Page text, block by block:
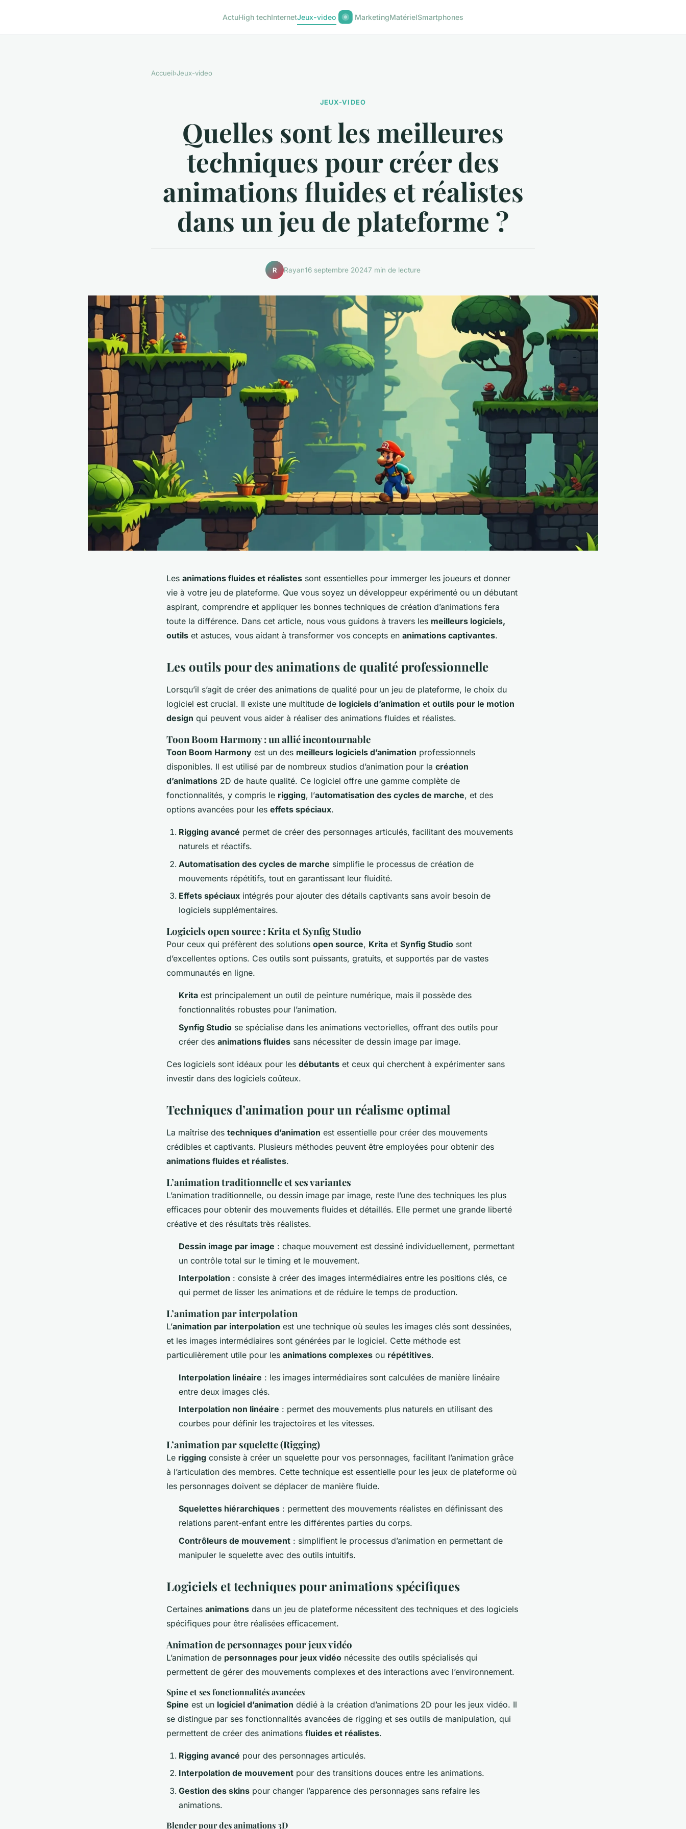
ActuHigh techInternetJeux-video MarketingMatérielSmartphones
Accueil›Jeux-video
JEUX-VIDEO
Quelles sont les meilleures
techniques pour créer des
animations fluides et réalistes
dans un jeu de plateforme ?
R Rayan16 septembre 20247 min de lecture
Les animations fluides et réalistes sont essentielles pour immerger les joueurs et donner
vie à votre jeu de plateforme. Que vous soyez un développeur expérimenté ou un débutant
aspirant, comprendre et appliquer les bonnes techniques de création d’animations fera
toute la différence. Dans cet article, nous vous guidons à travers les meilleurs logiciels,
outils et astuces, vous aidant à transformer vos concepts en animations captivantes.
Les outils pour des animations de qualité professionnelle
Lorsqu’il s’agit de créer des animations de qualité pour un jeu de plateforme, le choix du
logiciel est crucial. Il existe une multitude de logiciels d’animation et outils pour le motion
design qui peuvent vous aider à réaliser des animations fluides et réalistes.
Toon Boom Harmony : un allié incontournable
Toon Boom Harmony est un des meilleurs logiciels d’animation professionnels
disponibles. Il est utilisé par de nombreux studios d’animation pour la création
d’animations 2D de haute qualité. Ce logiciel offre une gamme complète de
fonctionnalités, y compris le rigging, l’automatisation des cycles de marche, et des
options avancées pour les effets spéciaux.
Rigging avancé permet de créer des personnages articulés, facilitant des mouvements
naturels et réactifs.
Automatisation des cycles de marche simplifie le processus de création de
mouvements répétitifs, tout en garantissant leur fluidité.
Effets spéciaux intégrés pour ajouter des détails captivants sans avoir besoin de
logiciels supplémentaires.
Logiciels open source : Krita et Synfig Studio
Pour ceux qui préfèrent des solutions open source, Krita et Synfig Studio sont
d’excellentes options. Ces outils sont puissants, gratuits, et supportés par de vastes
communautés en ligne.
Krita est principalement un outil de peinture numérique, mais il possède des
fonctionnalités robustes pour l’animation.
Synfig Studio se spécialise dans les animations vectorielles, offrant des outils pour
créer des animations fluides sans nécessiter de dessin image par image.
Ces logiciels sont idéaux pour les débutants et ceux qui cherchent à expérimenter sans
investir dans des logiciels coûteux.
Techniques d’animation pour un réalisme optimal
La maîtrise des techniques d’animation est essentielle pour créer des mouvements
crédibles et captivants. Plusieurs méthodes peuvent être employées pour obtenir des
animations fluides et réalistes.
L’animation traditionnelle et ses variantes
L’animation traditionnelle, ou dessin image par image, reste l’une des techniques les plus
efficaces pour obtenir des mouvements fluides et détaillés. Elle permet une grande liberté
créative et des résultats très réalistes.
Dessin image par image : chaque mouvement est dessiné individuellement, permettant
un contrôle total sur le timing et le mouvement.
Interpolation : consiste à créer des images intermédiaires entre les positions clés, ce
qui permet de lisser les animations et de réduire le temps de production.
L’animation par interpolation
L’animation par interpolation est une technique où seules les images clés sont dessinées,
et les images intermédiaires sont générées par le logiciel. Cette méthode est
particulièrement utile pour les animations complexes ou répétitives.
Interpolation linéaire : les images intermédiaires sont calculées de manière linéaire
entre deux images clés.
Interpolation non linéaire : permet des mouvements plus naturels en utilisant des
courbes pour définir les trajectoires et les vitesses.
L’animation par squelette (Rigging)
Le rigging consiste à créer un squelette pour vos personnages, facilitant l’animation grâce
à l’articulation des membres. Cette technique est essentielle pour les jeux de plateforme où
les personnages doivent se déplacer de manière fluide.
Squelettes hiérarchiques : permettent des mouvements réalistes en définissant des
relations parent-enfant entre les différentes parties du corps.
Contrôleurs de mouvement : simplifient le processus d’animation en permettant de
manipuler le squelette avec des outils intuitifs.
Logiciels et techniques pour animations spécifiques
Certaines animations dans un jeu de plateforme nécessitent des techniques et des logiciels
spécifiques pour être réalisées efficacement.
Animation de personnages pour jeux vidéo
L’animation de personnages pour jeux vidéo nécessite des outils spécialisés qui
permettent de gérer des mouvements complexes et des interactions avec l’environnement.
Spine et ses fonctionnalités avancées
Spine est un logiciel d’animation dédié à la création d’animations 2D pour les jeux vidéo. Il
se distingue par ses fonctionnalités avancées de rigging et ses outils de manipulation, qui
permettent de créer des animations fluides et réalistes.
Rigging avancé pour des personnages articulés.
Interpolation de mouvement pour des transitions douces entre les animations.
Gestion des skins pour changer l’apparence des personnages sans refaire les
animations.
Blender pour des animations 3D